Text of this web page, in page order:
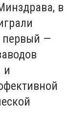
в
первый —
и